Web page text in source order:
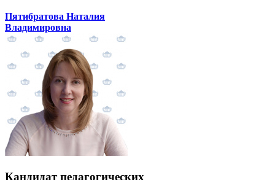
Пятибратова Наталия
Владимировна
Кандидат педагогических